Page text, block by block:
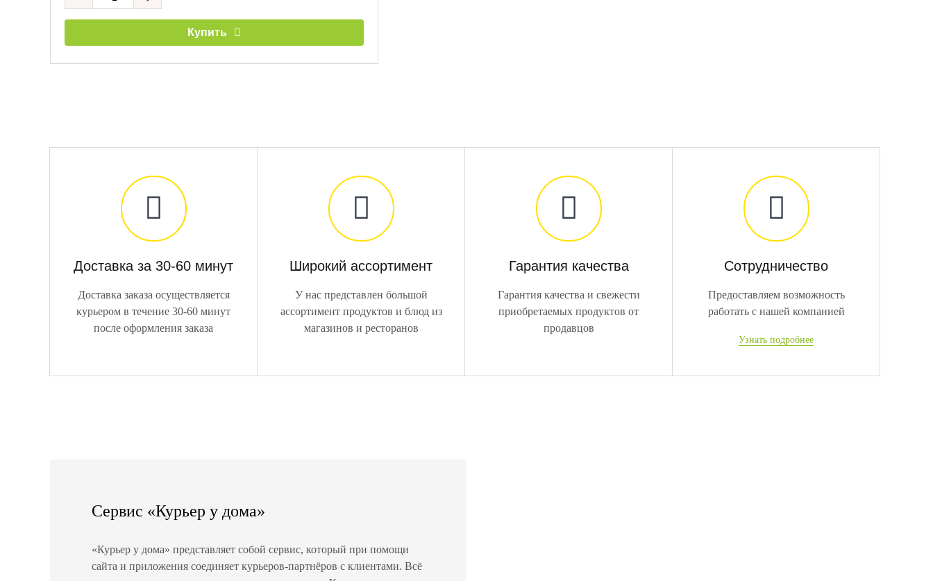
Купить
Доставка за 30-60 минут
Доставка заказа осуществляется
курьером в течение 30-60 минут
после оформления заказа
Широкий ассортимент
У нас представлен большой
ассортимент продуктов и блюд из
магазинов и ресторанов
Гарантия качества
Гарантия качества и свежести
приобретаемых продуктов от
продавцов
Сотрудничество
Предоставляем возможность
работать с нашей компанией
Узнать подробнее
Сервис «Курьер у дома»
«Курьер у дома» представляет собой сервис, который при помощи
сайта и приложения соединяет курьеров-партнёров с клиентами. Всё